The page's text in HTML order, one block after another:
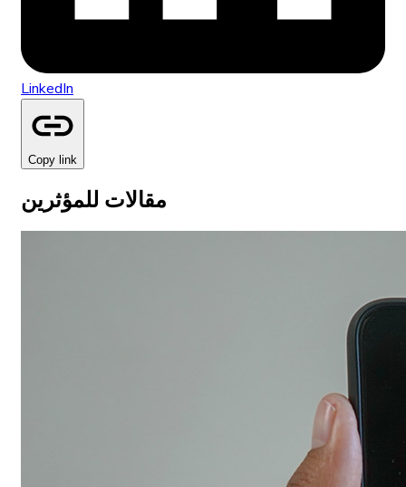
LinkedIn
Copy link
مقالات للمؤثرين